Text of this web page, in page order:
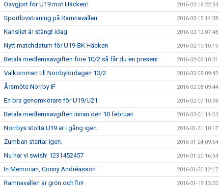
Oavgjort för U19 mot Häcken! 2016-02-18 22:34
Sportlovsträning på Ramnavallen 2016-02-15 14:38
Kansliet är stängt idag 2016-02-12 07:48
Nytt matchdatum för U19-BK Häcken 2016-02-10 10:19
Betala medlemsavgiften före 10/2 så får du en present 2016-02-09 10:31
Välkommen till Norrbylördagen 13/2 2016-02-09 09:43
Årsmöte Norrby IF 2016-02-08 09:44
En bra genomkörare för U19/U21 2016-02-07 10:38
Betala medlemsavgiften innan den 10 februari 2016-02-01 11:03
Norrbys stolta U19 är i gång igen. 2016-01-31 10:17
Zumban startar igen. 2016-01-24 09:54
Nu har vi swish! 1231452457 2016-01-20 16:54
In Memorian, Conny Andréasson 2016-01-20 12:17
Ramnavallen är grön och fin! 2016-01-19 15:00